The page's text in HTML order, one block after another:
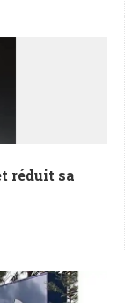
réduit sa